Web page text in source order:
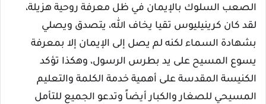
الصعب السلوك بالإيمان في ظل معرفة روحية هزيلة،
لقد كان كرينيليوس تقيا يخاف الله، يتصدق ويصلي
بشهادة السماء لكنه لم يصل إلى الإيمان إلا بمعرفة
يسوع المسيح على يد بطرس الرسول، وهكذا تؤكد
الكنيسة المقدسة على أهمية خدمة الكلمة والتعليم
المسيحي للصغار والكبار أيضاً وتدعو الجميع للتأمل